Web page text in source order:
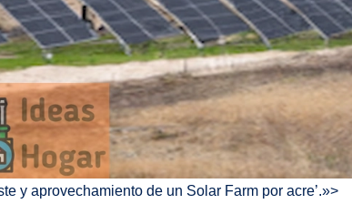
y aprovechamiento de un Solar Farm por acre’.»>